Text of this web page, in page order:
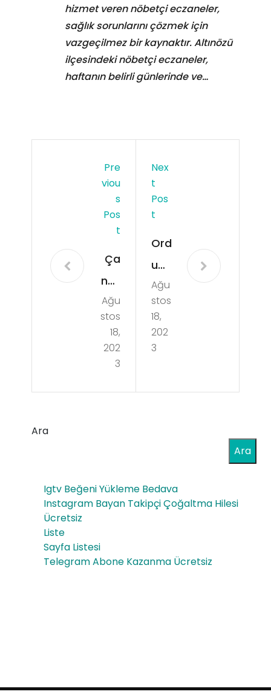
hizmet veren nöbetçi eczaneler,
sağlık sorunlarını çözmek için
vazgeçilmez bir kaynaktır. Altınözü
ilçesindeki nöbetçi eczaneler,
haftanın belirli günlerinde ve…
Pre
Viou
S
Pos
T
Ça
nkır
ı
Ilga
z
Ote
lleri
Ağu
stos
18,
202
3
Nex
T
Pos
T
Ord
u
İkiz
ce
Su
Kes
si
Ağu
stos
18,
202
3
Ara
Ara
Igtv Beğeni Yükleme Bedava
Instagram Bayan Takipçi Çoğaltma Hilesi
Ücretsiz
Liste
Sayfa Listesi
Telegram Abone Kazanma Ücretsiz